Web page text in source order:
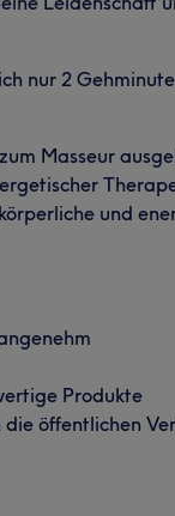
nur 2
Masseur
und
Produkte
öffentlichen